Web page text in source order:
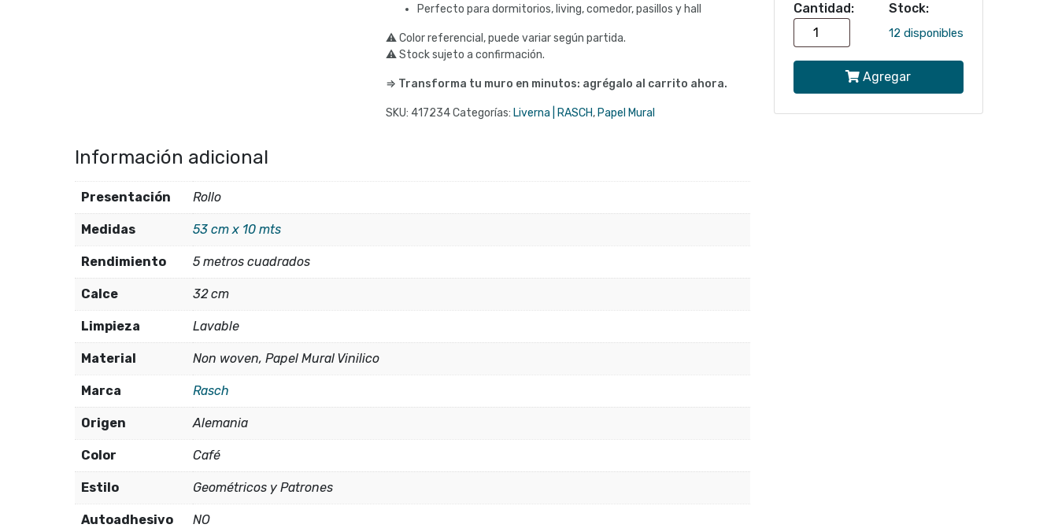
Perfecto para dormitorios, living, comedor, pasillos y hall
⚠ Color referencial, puede variar según partida.
⚠ Stock sujeto a confirmación.
⇒ Transforma tu muro en minutos: agrégalo al carrito ahora.
SKU: 417234Categorías: Liverna | RASCH, Papel Mural
Cantidad:
Papel
Stock:
12 disponibles
Agregar
Información adicional
Presentación Rollo
Medidas 53 cm x 10 mts
Rendimiento 5 metros cuadrados
Calce 32 cm
Limpieza Lavable
Material Non woven, Papel Mural Vinilico
Marca Rasch
Origen Alemania
Color Café
Estilo Geométricos y Patrones
Autoadhesivo NO